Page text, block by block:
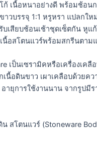
ก้ เนื้อหนาอย่างดี พร้อมช้อน
าวบรรจุ 1:1 หรูหรา แปลกให
เสียบช้อนเช้าชุดเซ็ตกัน หูแ
นื้อสโตนแวร์พร้อมสกรีนตาม
เป็นเซรามิคหรือเครื่องเคลื
นื้อดินขาว เผาเคลือบด้วยคว
ายุการใช้งานนาน จากรูปมีร
น สโตนแวร์ (Stoneware